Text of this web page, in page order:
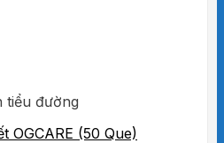
tiểu đường
OGCARE (50 Que)